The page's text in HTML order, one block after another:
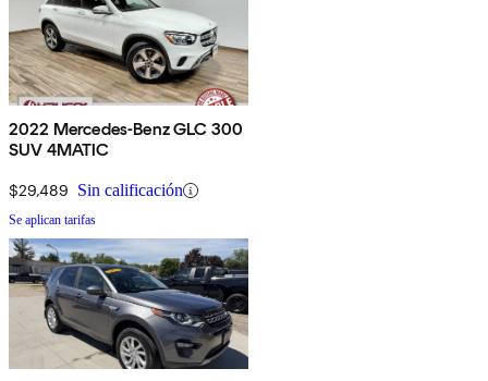
2022 Mercedes-Benz GLC 300
SUV 4MATIC
$29,489 Sin calificación
Se aplican tarifas